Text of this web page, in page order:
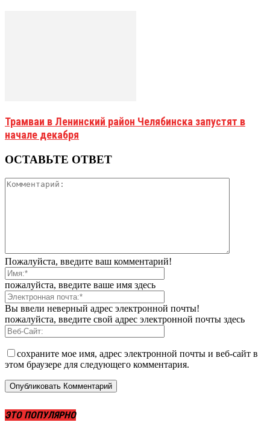
Трамваи в Ленинский район Челябинска запустят в
начале декабря
ОСТАВЬТЕ ОТВЕТ
Пожалуйста, введите ваш комментарий!
пожалуйста, введите ваше имя здесь
Вы ввели неверный адрес электронной почты!
пожалуйста, введите свой адрес электронной почты здесь
сохраните мое имя, адрес электронной почты и веб-сайт в
этом браузере для следующего комментария.
ЭТО ПОПУЛЯРНО